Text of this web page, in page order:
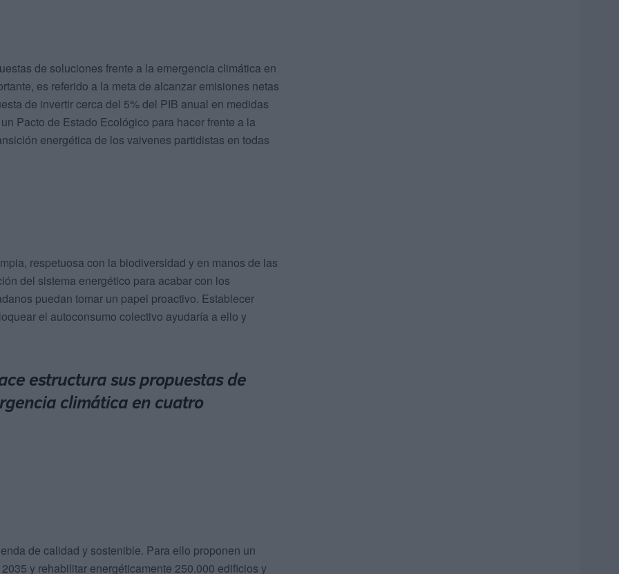
de soluciones frente a la emergencia climática en
es referido a la meta de alcanzar emisiones netas
de invertir cerca del 5% del PIB anual en medidas
Pacto de Estado Ecológico para hacer frente a la
energética de los vaivenes partidistas en todas
respetuosa con la biodiversidad y en manos de las
del sistema energético para acabar con los
puedan tomar un papel proactivo. Establecer
el autoconsumo colectivo ayudaría a ello y
estructura sus propuestas de
climática en cuatro
de calidad y sostenible. Para ello proponen un
y rehabilitar energéticamente 250.000 edificios y